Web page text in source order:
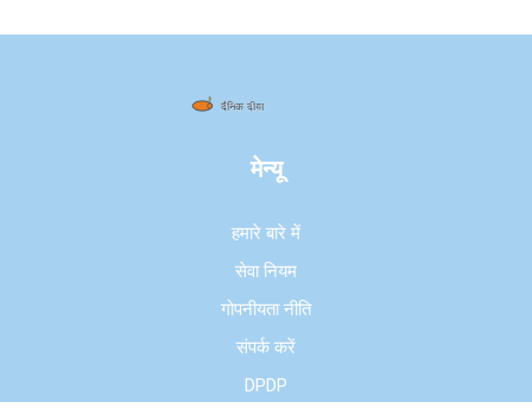
मेन्यू
हमारे बारे में
सेवा नियम
गोपनीयता नीति
संपर्क करें
DPDP